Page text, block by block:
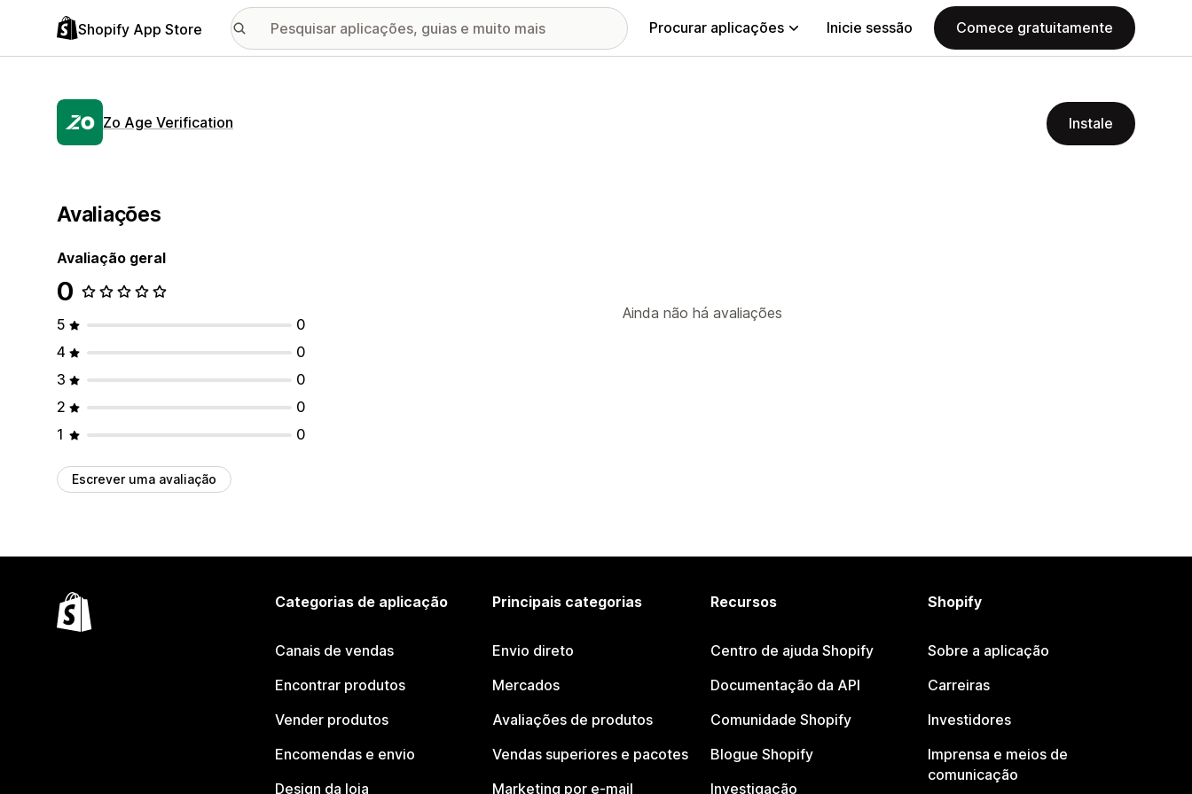
Shopify App Store Procurar aplicações Inicie sessão Comece gratuitamente
Zo Age Verification Instale
Avaliações
Avaliação geral
0
5
0
4
0
3
0
2
0
1
0
Escrever uma avaliação
Ainda não há avaliações
Categorias de aplicação
Canais de vendas
Encontrar produtos
Vender produtos
Encomendas e envio
Design da loja
Principais categorias
Envio direto
Mercados
Avaliações de produtos
Vendas superiores e pacotes
Marketing por e-mail
Recursos
Centro de ajuda Shopify
Documentação da API
Comunidade Shopify
Blogue Shopify
Investigação
Shopify
Sobre a aplicação
Carreiras
Investidores
Imprensa e meios de
comunicação